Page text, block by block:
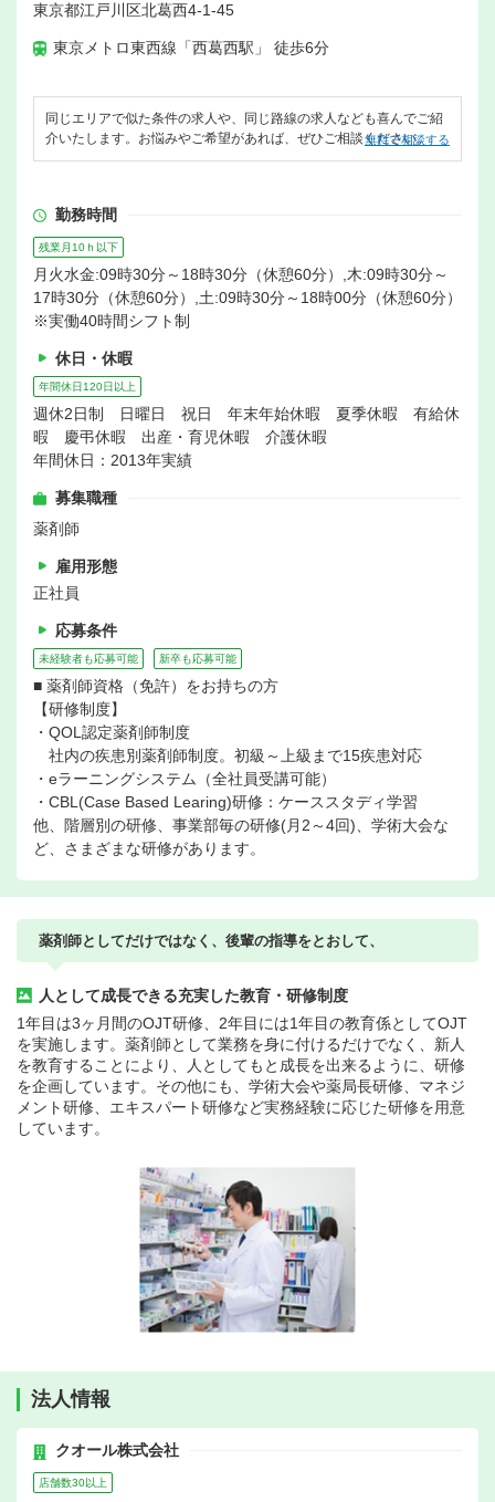
東京都江戸川区北葛西4-1-45
東京メトロ東西線「西葛西駅」 徒歩6分
同じエリアで似た条件の求人や、同じ路線の求人なども喜んでご紹
介いたします。お悩みやご希望があれば、ぜひご相談ください。
無料で相談する
勤務時間
残業月10ｈ以下
月火水金:09時30分～18時30分（休憩60分）,木:09時30分～
17時30分（休憩60分）,土:09時30分～18時00分（休憩60分）
※実働40時間シフト制
休日・休暇
年間休日120日以上
週休2日制 日曜日 祝日 年末年始休暇 夏季休暇 有給休
暇 慶弔休暇 出産・育児休暇 介護休暇
年間休日：2013年実績
募集職種
薬剤師
雇用形態
正社員
応募条件
未経験者も応募可能 新卒も応募可能
■ 薬剤師資格（免許）をお持ちの方
【研修制度】
・QOL認定薬剤師制度
社内の疾患別薬剤師制度。初級～上級まで15疾患対応
・eラーニングシステム（全社員受講可能）
・CBL(Case Based Learing)研修：ケーススタディ学習
他、階層別の研修、事業部毎の研修(月2～4回)、学術大会な
ど、さまざまな研修があります。
薬剤師としてだけではなく、後輩の指導をとおして、
人として成長できる充実した教育・研修制度
1年目は3ヶ月間のOJT研修、2年目には1年目の教育係としてOJT
を実施します。薬剤師として業務を身に付けるだけでなく、新人
を教育することにより、人としてもと成長を出来るように、研修
を企画しています。その他にも、学術大会や薬局長研修、マネジ
メント研修、エキスパート研修など実務経験に応じた研修を用意
しています。
法人情報
クオール株式会社
店舗数30以上